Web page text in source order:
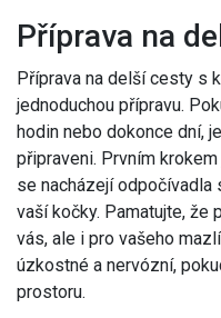
Příprava na
Příprava na delší cesty s
jednoduchou přípravu.
hodin nebo dokonce dní,
připraveni. Prvním
se nacházejí odpočívadla
vaší kočky. Pamatujte, že
vás, ale i pro vašeho
úzkostné a nervózní,
prostoru.